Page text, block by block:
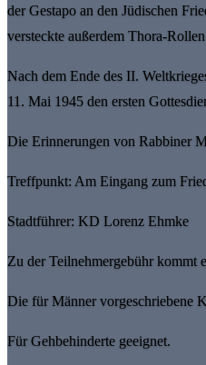
der Gestapo an den Jüdischen
versteckte außerdem Thora-
Nach dem Ende des II.
11. Mai 1945 den ersten
Die Erinnerungen von Rabbiner
Treffpunkt: Am Eingang zum
Stadtführer: KD Lorenz Ehmke
Zu der Teilnehmergebühr kommt
Die für Männer vorgeschriebene
Für Gehbehinderte geeignet.